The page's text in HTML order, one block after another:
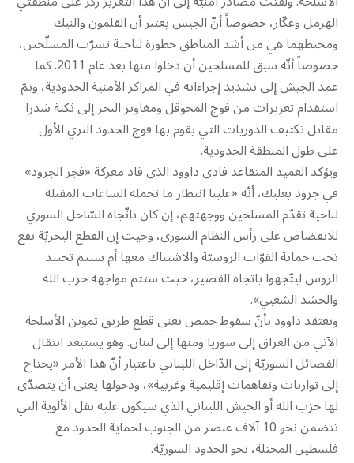
الهرمل وعكّار، خصوصاً أنّ الجيش يعتبر أن القلمون والنبك
ومحيطهما هي من أشد المناطق خطورة لناحية تسرّب المسلّحين،
خصوصاً أنّه سبق للمسلحين أن دخلوا منها بعد عام 2011. كما
عمد الجيش إلى تشديد إجراءاته في المراكز الأمنية الحدودية، وتمّ
استقدام تعزيزات من فوج المجوقل ومغاوير البحر إلى ثكنة شدرا
مقابل تكثيف الدوريات التي يقوم بها فوج الحدود البري الأول
على طول المنطقة الحدودية.
ويؤكد العميد المتقاعد فادي داوود الذي قاد معركة «فجر الجرود»
في جرود بعلبك، أنّه «علينا انتظار ما تحمله الساعات المقبلة
لناحية تقدّم المسلحين ووجهتهم، إن كان باتّجاه السّاحل السوري
للانقضاض على رأس النظام السوري، وحيث إن القطع البحريّة تقع
تحت حماية القوّات الروسيّة والاشتباك معها أم سيتم تحييد
الروس ليتّجهوا باتجاه القصير، حيث ستتم مواجهة حزب الله
والحشد الشعبي».
ويعتقد داوود بأنّ سقوط حمص يعني قطع طريق تموين الأسلحة
الآتي من العراق إلى سوريا ومنها إلى لبنان. وهو يستبعد انتقال
الفصائل السوريّة إلى الدّاخل اللبناني باعتبار أنّ هذا الأمر «يحتاج
إلى توازنات وتفاهمات إقليمية وغربية»، ودخولها يعني أن يتصدّى
لها حزب الله أو الجيش اللبناني الذي سيكون عليه نقل الألوية التي
تتضمن نحو 10 آلاف عنصر من الجنوب لحماية الحدود مع
فلسطين المحتلة، نحو الحدود السوريّة.